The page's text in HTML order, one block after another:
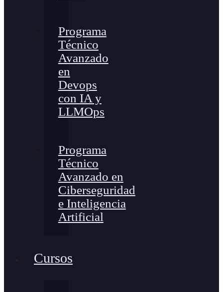
Programa
Técnico
Avanzado
en
Devops
con IA y
LLMOps
Programa
Técnico
Avanzado en
Ciberseguridad
e Inteligencia
Artificial
Cursos